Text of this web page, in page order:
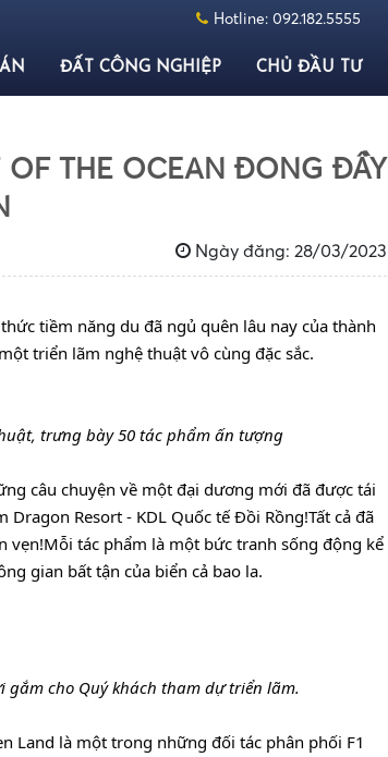
Hotline: 092.182.5555
ĐẤT CÔNG NGHIỆP CHỦ ĐẦU TƯ
THE OCEAN ĐONG ĐẦY
Ngày đăng: 28/03/2023
tiềm năng du đã ngủ quên lâu nay của thành
triển lãm nghệ thuật vô cùng đặc sắc.
trưng bày 50 tác phẩm ấn tượng
câu chuyện về một đại dương mới đã được tái
Resort - KDL Quốc tế Đồi Rồng!Tất cả đã
vẹn!Mỗi tác phẩm là một bức tranh sống động kể
gian bất tận của biển cả bao la.
cho Quý khách tham dự triển lãm.
Land là một trong những đối tác phân phối F1